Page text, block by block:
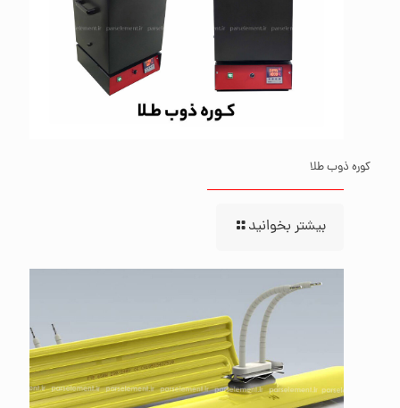
کوره ذوب طلا
بیشتر بخوانید